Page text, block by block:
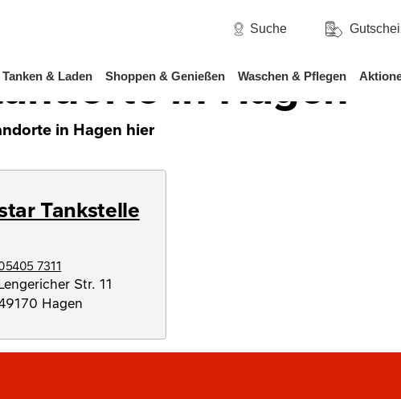
Tanken & Laden Shoppen & Genießen Waschen & Pflegen
Suche
in Hagen
in Hagen hier
Tankstelle
7311
Str. 11
Hagen